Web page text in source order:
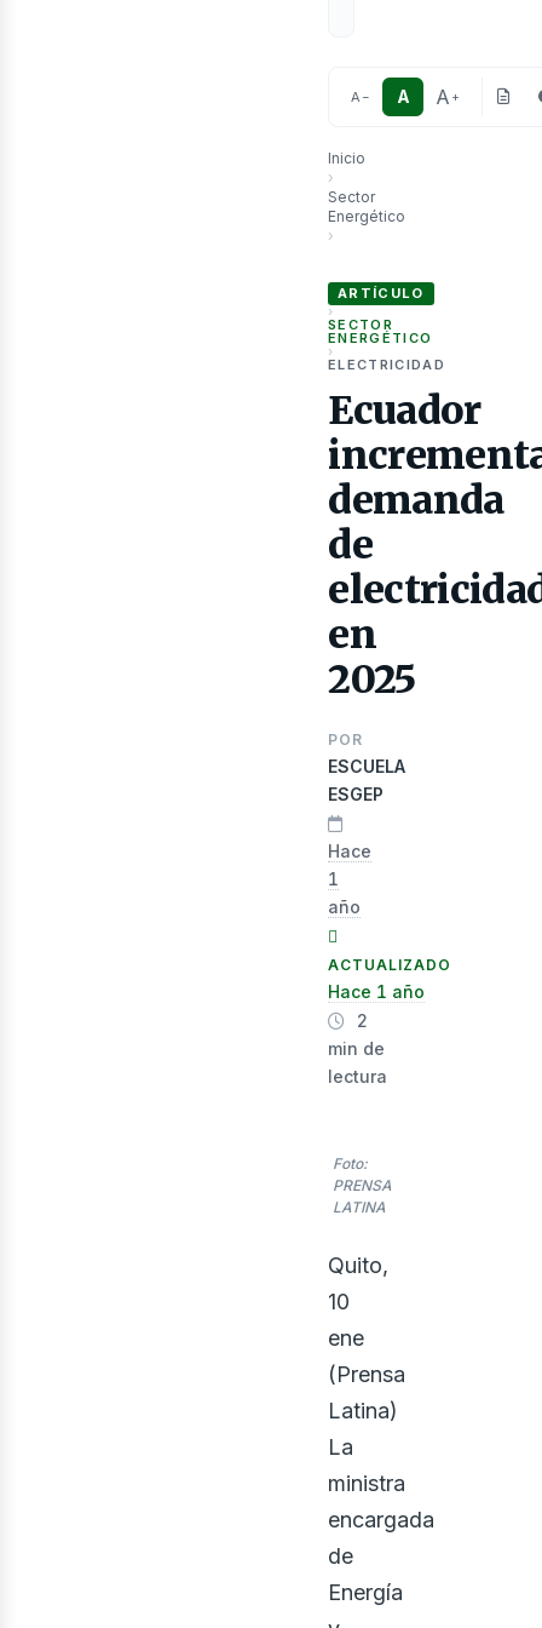
A − A A +
Inicio
›
Sector
Energético
›
ARTÍCULO
›
SECTOR
ENERGÉTICO
›
ELECTRICIDAD
Ecuador
demanda
de
en
2025
POR
ESCUELA
ESGEP
Hace
1
año
ACTUALIZADO
Hace 1 año
2
min de
lectura
Foto:
PRENSA
LATINA
Quito,
10
ene
(Prensa
Latina)
La
ministra
encargada
de
Energía